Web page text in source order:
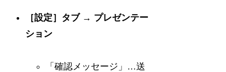
［設定］タブ → プレゼンテー
ション
「確認メッセージ」…送